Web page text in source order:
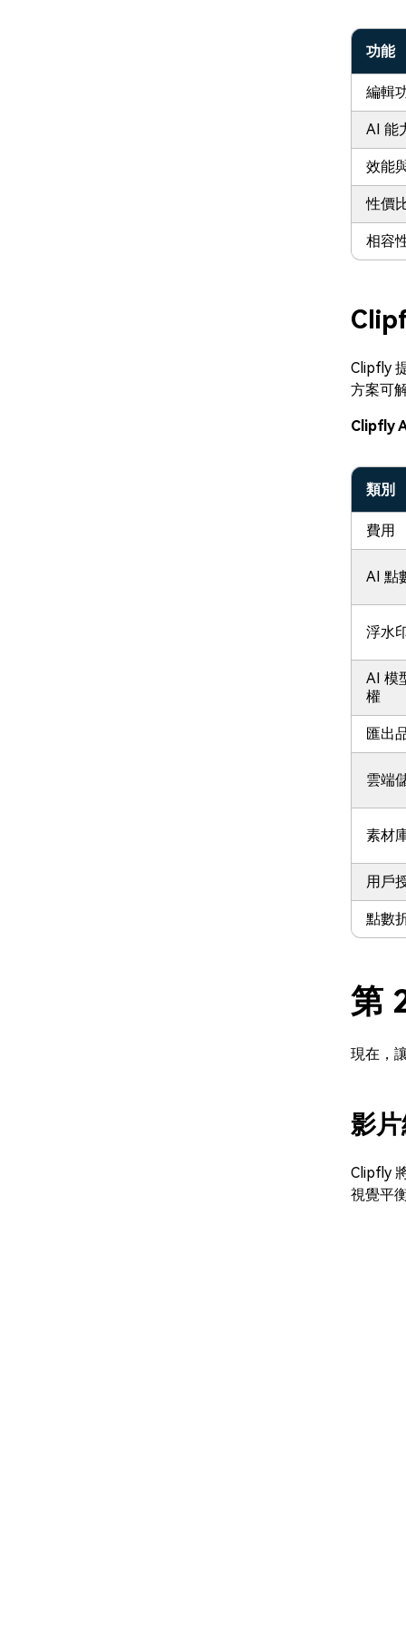
功能
編輯
AI 能
效能
性價
相容
Clipfly
方案可
Clipfly
類別
費用
AI 點
浮水
AI 模
權
匯出
雲端
素材
用戶
點數
第
現在，
影
Clipfly
視覺平